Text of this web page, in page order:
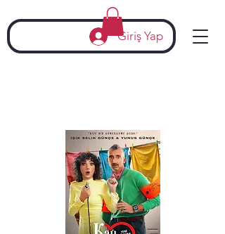
Giriş Yap